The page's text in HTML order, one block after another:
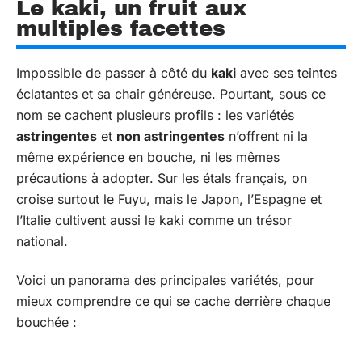
Le kaki, un fruit aux
multiples facettes
Impossible de passer à côté du kaki avec ses teintes
éclatantes et sa chair généreuse. Pourtant, sous ce
nom se cachent plusieurs profils : les variétés
astringentes et non astringentes n’offrent ni la
même expérience en bouche, ni les mêmes
précautions à adopter. Sur les étals français, on
croise surtout le Fuyu, mais le Japon, l’Espagne et
l’Italie cultivent aussi le kaki comme un trésor
national.
Voici un panorama des principales variétés, pour
mieux comprendre ce qui se cache derrière chaque
bouchée :